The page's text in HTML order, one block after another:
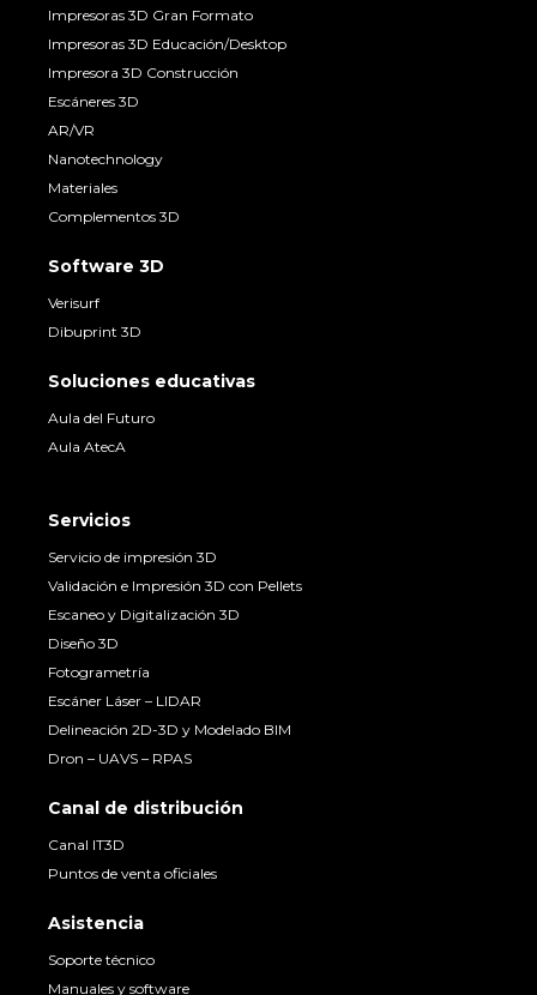
Impresoras 3D Gran Formato
Impresoras 3D Educación/Desktop
Impresora 3D Construcción
Escáneres 3D
AR/VR
Nanotechnology
Materiales
Complementos 3D
Software 3D
Verisurf
Dibuprint 3D
Soluciones educativas
Aula del Futuro
Aula AtecA
Servicios
Servicio de impresión 3D
Validación e Impresión 3D con Pellets
Escaneo y Digitalización 3D
Diseño 3D
Fotogrametría
Escáner Láser – LIDAR
Delineación 2D-3D y Modelado BIM
Dron – UAVS – RPAS
Canal de distribución
Canal IT3D
Puntos de venta oficiales
Asistencia
Soporte técnico
Manuales y software